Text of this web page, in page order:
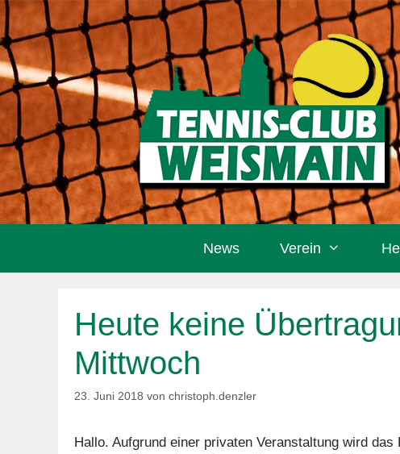
Zum
Inhalt
springen
News Verein
Heute keine
Mittwoch
23. Juni 2018 von christoph.denzler
Hallo. Aufgrund einer privaten Veranstaltung wird